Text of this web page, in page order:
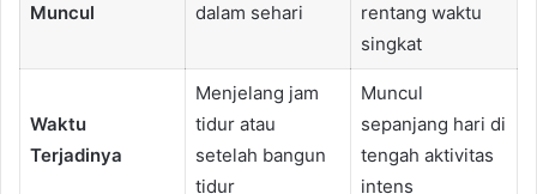
Muncul
dalam sehari
rentang waktu
singkat
Waktu
Terjadinya
Menjelang jam
tidur atau
setelah bangun
tidur
Muncul
sepanjang hari di
tengah aktivitas
intens